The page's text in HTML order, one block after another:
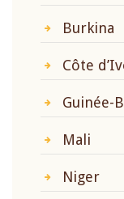
Burkina
Côte
Guinée-
Mali
Niger